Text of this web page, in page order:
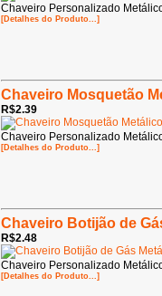
Chaveiro Personalizado
[Detalhes do Produto...]
Chaveiro Mosquetão
R$2.39
Chaveiro Personalizado
[Detalhes do Produto...]
Chaveiro Botijão de
R$2.48
Chaveiro Personalizado
[Detalhes do Produto...]